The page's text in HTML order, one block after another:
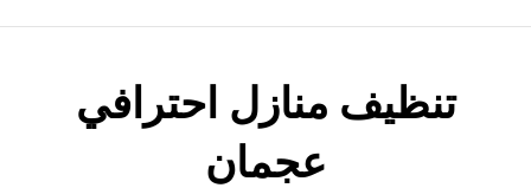
تنظيف منازل احترافي
عجمان